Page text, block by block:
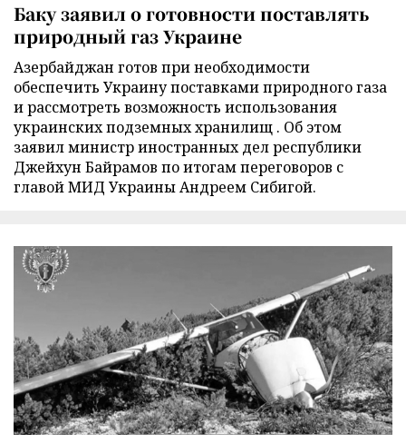
Баку заявил о готовности поставлять
природный газ Украине
Азербайджан готов при необходимости
обеспечить Украину поставками природного газа
и рассмотреть возможность использования
украинских подземных хранилищ . Об этом
заявил министр иностранных дел республики
Джейхун Байрамов по итогам переговоров с
главой МИД Украины Андреем Сибигой.